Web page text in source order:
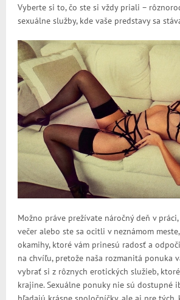
Vyberte si to, čo ste si vždy priali –
sexuálne služby, kde vaše predstavy sa
Možno práve prežívate náročný deň v
večer alebo ste sa ocitli v neznámom
okamihy, ktoré vám prinesú radosť a
na chvíľu, pretože naša rozmanitá ponuka
vybrať si z rôznych erotických služieb,
krajine. Sexuálne ponuky nie sú dostupné